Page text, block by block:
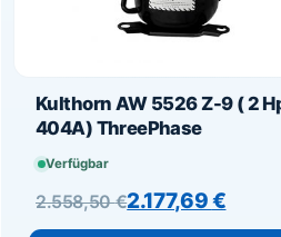
Kulthorn AW 5526 Z-9 ( 2
404A) ThreePhase
Verfügbar
2.558,50€
Ursprünglicher Preis
2.177,69€
Aktueller Preis ist: